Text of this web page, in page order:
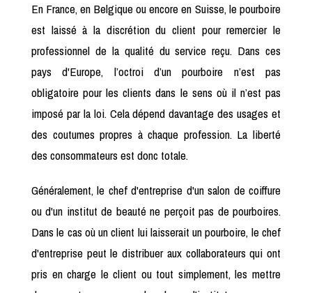
En France, en Belgique ou encore en Suisse, le pourboire
est laissé à la discrétion du client pour remercier le
professionnel de la qualité du service reçu. Dans ces
pays d'Europe, l’octroi d’un pourboire n’est pas
obligatoire pour les clients dans le sens où il n’est pas
imposé par la loi. Cela dépend davantage des usages et
des coutumes propres à chaque profession. La liberté
des consommateurs est donc totale.
Généralement, le chef d'entreprise d'un salon de coiffure
ou d'un institut de beauté ne perçoit pas de pourboires.
Dans le cas où un client lui laisserait un pourboire, le chef
d'entreprise peut le distribuer aux collaborateurs qui ont
pris en charge le client ou tout simplement, les mettre